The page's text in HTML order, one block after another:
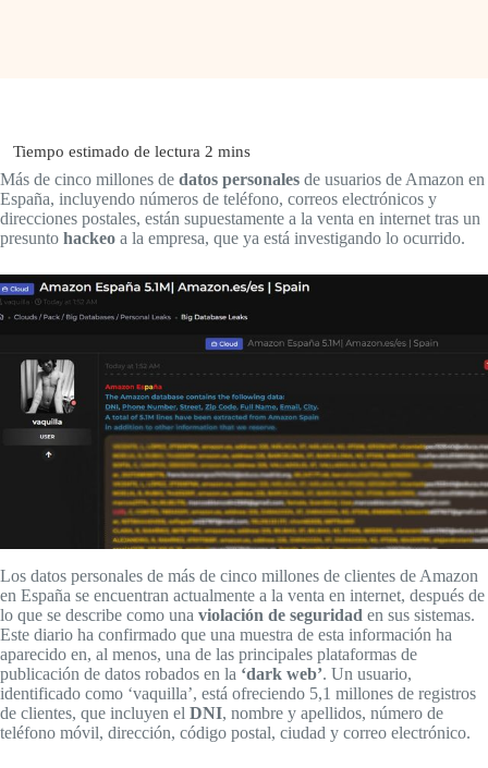
Más de cinco millones de datos personales de usuarios de Amazon en
España, incluyendo números de teléfono, correos electrónicos y
direcciones postales, están supuestamente a la venta en internet tras un
presunto hackeo a la empresa, que ya está investigando lo ocurrido.
Los datos personales de más de cinco millones de clientes de Amazon
en España se encuentran actualmente a la venta en internet, después de
lo que se describe como una violación de seguridad en sus sistemas.
Este diario ha confirmado que una muestra de esta información ha
aparecido en, al menos, una de las principales plataformas de
publicación de datos robados en la ‘dark web’. Un usuario,
identificado como ‘vaquilla’, está ofreciendo 5,1 millones de registros
de clientes, que incluyen el DNI, nombre y apellidos, número de
teléfono móvil, dirección, código postal, ciudad y correo electrónico.